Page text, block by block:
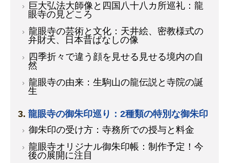
巨大弘法大師像と四国八十八カ所巡礼：龍
眼寺の見どころ
龍眼寺の芸術と文化：天井絵、密教様式の
弁財天、日本昔ばなしの像
四季折々で違う顔を見せる見せる境内の自
然
龍眼寺の由来：生駒山の龍伝説と寺院の誕
生
龍眼寺の御朱印巡り：2種類の特別な御朱印
御朱印の受け方：寺務所での授与と料金
龍眼寺オリジナル御朱印帳：制作予定！今
後の展開に注目